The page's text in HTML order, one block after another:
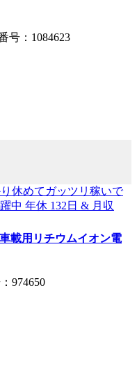
号：1084623
載用リチウムイオン電
974650